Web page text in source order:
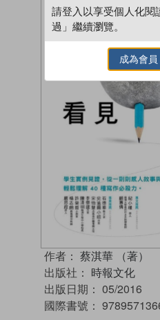
作者： 蔡淇華 （著）
出版社： 時報文化
出版日期： 05/2016
國際書號：
請登入以享受個人化閱
過」繼續瀏覽。
成為會員